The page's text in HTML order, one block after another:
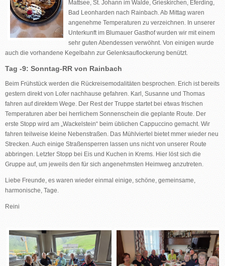
Mattsee, St. Johann im Walde, Grieskirchen, Eferding,
Bad Leonharden nach Rainbach. Ab Mittag waren
angenehme Temperaturen zu verzeichnen. In unserer
Unterkunft im Blumauer Gasthof wurden wir mit einem
sehr guten Abendessen verwöhnt. Von einigen wurde
auch die vorhandene Kegelbahn zur Gelenksauflockerung benützt.
Tag -9: Sonntag-RR von Rainbach
Beim Frühstück werden die Rückreisemodalitäten besprochen. Erich ist bereits
gestern direkt von Lofer nachhause gefahren. Karl, Susanne und Thomas
fahren auf direktem Wege. Der Rest der Truppe startet bei etwas frischen
Temperaturen aber bei herrlichem Sonnenschein die geplante Route. Der
erste Stopp wird am „Wackelstein“ beim üblichen Cappuccino gemacht. Wir
fahren teilweise kleine Nebenstraßen. Das Mühlviertel bietet mmer wieder neu
Strecken. Auch einige Straßensperren lassen uns nicht von unserer Route
abbringen. Letzter Stopp bei Eis und Kuchen in Krems. Hier löst sich die
Gruppe auf, um jeweils den für sich angenehmsten Heimweg anzutreten.
Liebe Freunde, es waren wieder einmal einige, schöne, gemeinsame,
harmonische, Tage.
Reini